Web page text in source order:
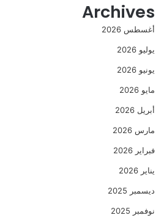
Archives
أغسطس 2026
يوليو 2026
يونيو 2026
مايو 2026
أبريل 2026
مارس 2026
فبراير 2026
يناير 2026
ديسمبر 2025
نوفمبر 2025